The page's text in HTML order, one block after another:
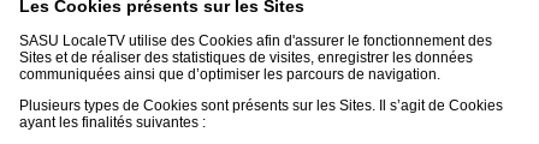
Les Cookies présents sur les Sites
SASU LocaleTV utilise des Cookies afin d'assurer le fonctionnement des
Sites et de réaliser des statistiques de visites, enregistrer les données
communiquées ainsi que d’optimiser les parcours de navigation.
Plusieurs types de Cookies sont présents sur les Sites. Il s’agit de Cookies
ayant les finalités suivantes :